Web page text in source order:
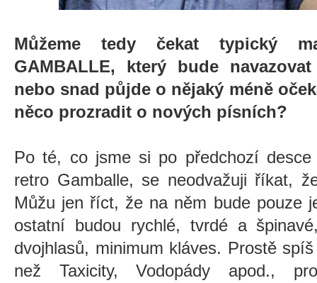
Můžeme tedy čekat typický
GAMBALLE, který bude
nebo snad půjde o nějaký méně
něco prozradit o nových písních?
Po té, co jsme si po předchozí
retro Gamballe, se neodvažuji říkat,
Můžu jen říct, že na něm bude pouze
ostatní budou rychlé, tvrdé a
dvojhlasů, minimum kláves. Prostě
než Taxicity, Vodopády apod.,